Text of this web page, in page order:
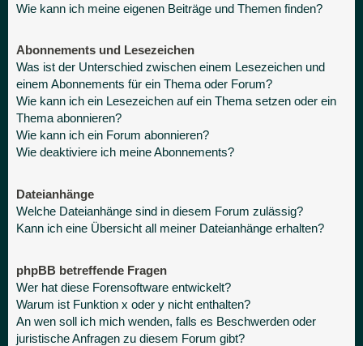
Wie kann ich meine eigenen Beiträge und Themen finden?
Abonnements und Lesezeichen
Was ist der Unterschied zwischen einem Lesezeichen und
einem Abonnements für ein Thema oder Forum?
Wie kann ich ein Lesezeichen auf ein Thema setzen oder ein
Thema abonnieren?
Wie kann ich ein Forum abonnieren?
Wie deaktiviere ich meine Abonnements?
Dateianhänge
Welche Dateianhänge sind in diesem Forum zulässig?
Kann ich eine Übersicht all meiner Dateianhänge erhalten?
phpBB betreffende Fragen
Wer hat diese Forensoftware entwickelt?
Warum ist Funktion x oder y nicht enthalten?
An wen soll ich mich wenden, falls es Beschwerden oder
juristische Anfragen zu diesem Forum gibt?